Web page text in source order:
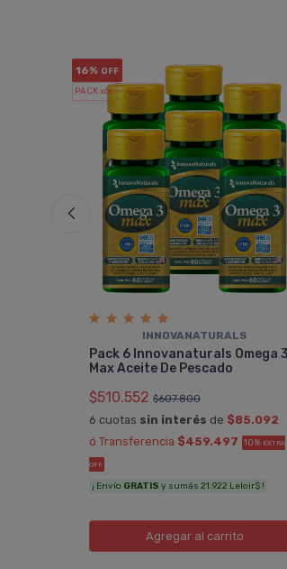
16% OFF
PACK x6u.
INNOVANATURALS
Pack 6 Innovanaturals Omega 3
Max Aceite De Pescado
$510.552 $607.800
6 cuotas sin interés de $85.092
ó Transferencia $459.497 10% EXTRA
OFF
¡ Envío GRATIS y sumás 21.922 Leloir$ !
Agregaral carrito